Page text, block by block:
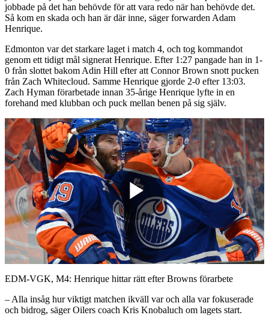
jobbade på det han behövde för att vara redo när han behövde det.
Så kom en skada och han är där inne, säger forwarden Adam
Henrique.
Edmonton var det starkare laget i match 4, och tog kommandot
genom ett tidigt mål signerat Henrique. Efter 1:27 pangade han in 1-
0 från slottet bakom Adin Hill efter att Connor Brown snott pucken
från Zach Whitecloud. Samme Henrique gjorde 2-0 efter 13:03.
Zach Hyman förarbetade innan 35-årige Henrique lyfte in en
forehand med klubban och puck mellan benen på sig själv.
Play
Video
EDM-VGK, M4: Henrique hittar rätt efter Browns förarbete
– Alla insåg hur viktigt matchen ikväll var och alla var fokuserade
och bidrog, säger Oilers coach Kris Knobaluch om lagets start.